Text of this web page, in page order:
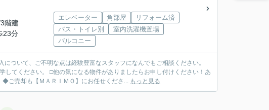
階建
23分
エレベーター 角部屋
リフォーム済
バス・トイレ別
室内洗濯機置場
バルコニー
ついて、ご不明な点は経験豊富なスタッフになんでもご相談ください。
てください。 □他の気になる物件がありましたらお申し付けください！あ
わせてご紹介させていただきます！ ■ＴＥＬ ０７９７－６９－７４９１ ◆ご売却も【ＭＡＲＩＭＯ】にお任せくださ... もっと見る